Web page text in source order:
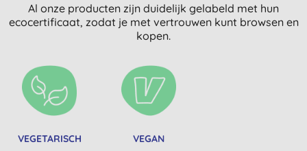
Al onze producten zijn duidelijk gelabeld met hun
ecocertificaat, zodat je met vertrouwen kunt browsen en
kopen.
VEGETARISCH VEGAN